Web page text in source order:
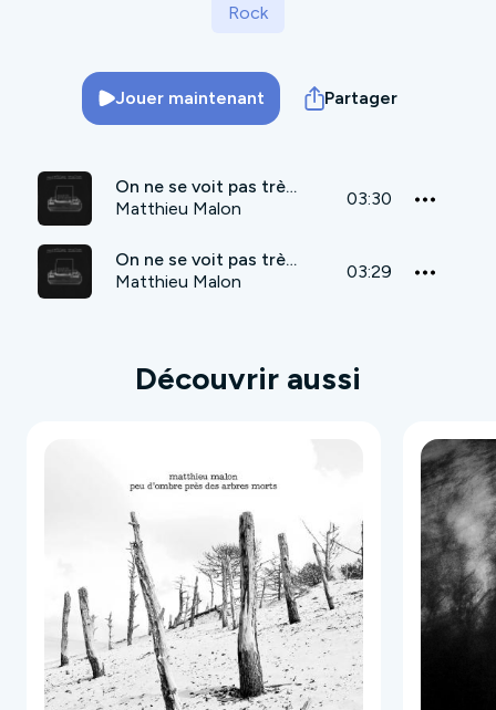
Rock
Jouer maintenant Partager
On ne se voit pas très souvent (Radio 2000)
Matthieu Malon
03:30
On ne se voit pas très souvent (album edit)
Matthieu Malon
03:29
Découvrir aussi